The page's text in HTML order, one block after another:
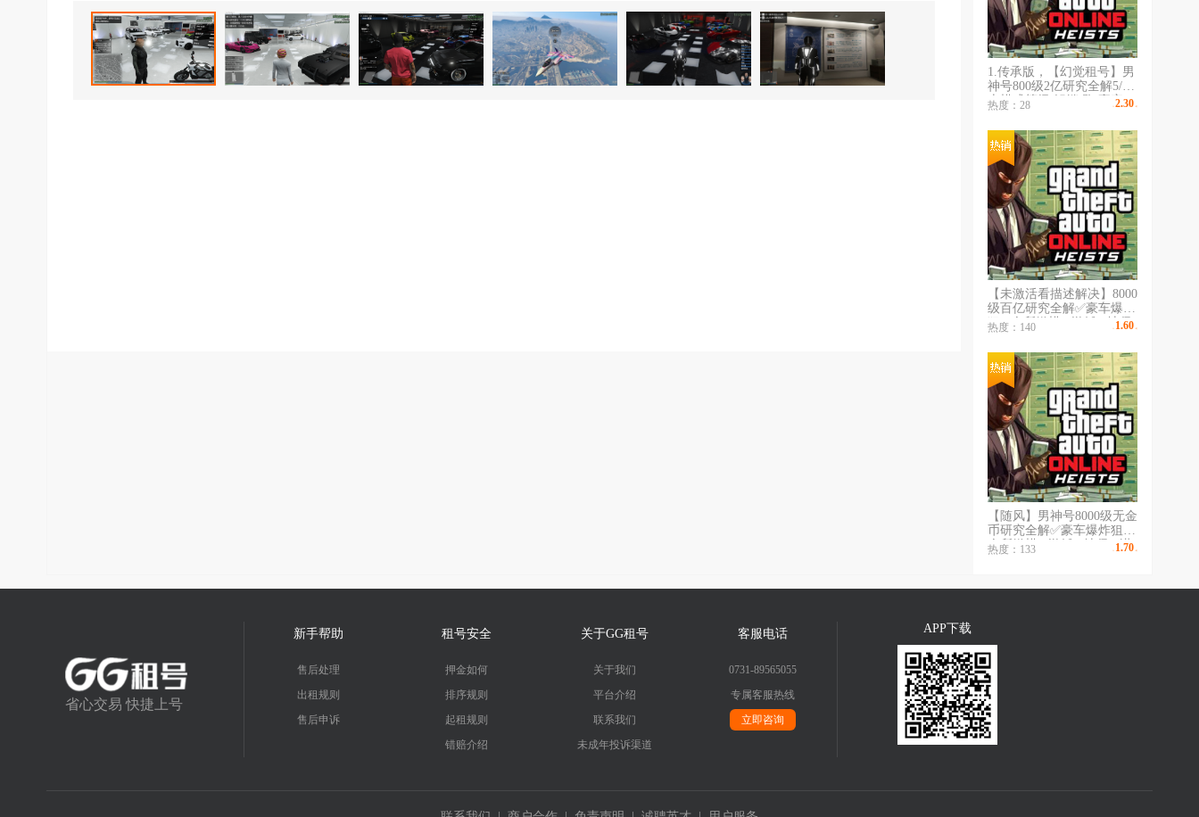
1.传承版，【幻觉租号】男
神号800级2亿研究全解5/线
上模式等级/解锁/跑/豪宅/
飞机/坦克/地堡/游艇/ ✅豪
车爆炸狙✅会所嫩模✅游艇
✅地堡✅潜水艇
热度：28 2.30
【未激活看描述解决】8000
级百亿研究全解✅豪车爆炸
狙✅会所嫩模✅游艇✅地堡
✅潜水艇✅全解锁✅恶意投
诉拉黑
热度：140 1.60
【随风】男神号8000级无金
币研究全解✅豪车爆炸狙✅
会所嫩模✅游艇✅地堡✅潜
水艇✅全解锁✅
热度：133 1.70
省心交易 快捷上号
新手帮助
售后处理
出租规则
售后申诉
租号安全
押金如何
排序规则
起租规则
错赔介绍
关于GG租号
关于我们
平台介绍
联系我们
未成年投诉渠道
客服电话
0731-89565055
专属客服热线
立即咨询
APP下载